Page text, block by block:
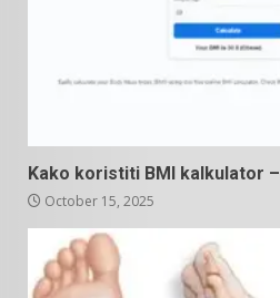
Kako koristiti BMI kalkulator
October 15, 2025